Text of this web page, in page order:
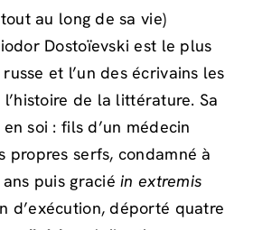
au long de sa vie)
Dostoïevski est le plus
et l’un des écrivains les
de la littérature. Sa
soi : fils d’un médecin
propres serfs, condamné à
puis graciéin extremis
d’exécution, déporté quatre